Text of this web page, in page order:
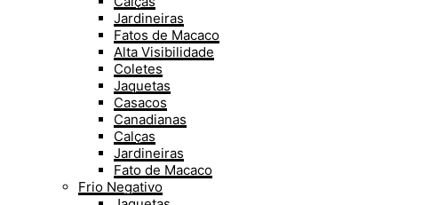
Jardineiras
Fatos de Macaco
Alta Visibilidade
Coletes
Jaquetas
Casacos
Canadianas
Calças
Jardineiras
Fato de Macaco
Frio Negativo